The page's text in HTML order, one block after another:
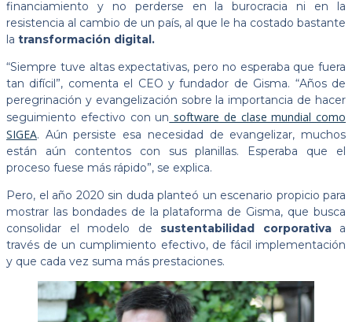
financiamiento y no perderse en la burocracia ni en la
resistencia al cambio de un país, al que le ha costado bastante
la transformación digital.
“Siempre tuve altas expectativas, pero no esperaba que fuera
tan difícil”, comenta el CEO y fundador de Gisma. “Años de
peregrinación y evangelización sobre la importancia de hacer
seguimiento efectivo con un software de clase mundial como
SIGEA. Aún persiste esa necesidad de evangelizar, muchos
están aún contentos con sus planillas. Esperaba que el
proceso fuese más rápido”, se explica.
Pero, el año 2020 sin duda planteó un escenario propicio para
mostrar las bondades de la plataforma de Gisma, que busca
consolidar el modelo de sustentabilidad corporativaa
través de un cumplimiento efectivo, de fácil implementación
y que cada vez suma más prestaciones.